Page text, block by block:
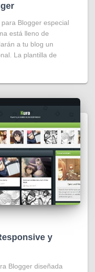
Blogger especial
está lleno de
a tu blog un
La plantilla de
y
Blogger diseñada